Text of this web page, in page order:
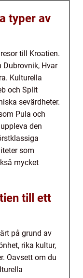
typer av
till Kroatien.
Dubrovnik, Hvar
Kulturella
och Split
sevärdheter.
Pula och
den
som
mycket
till ett
på grund av
rika kultur,
Oavsett om du